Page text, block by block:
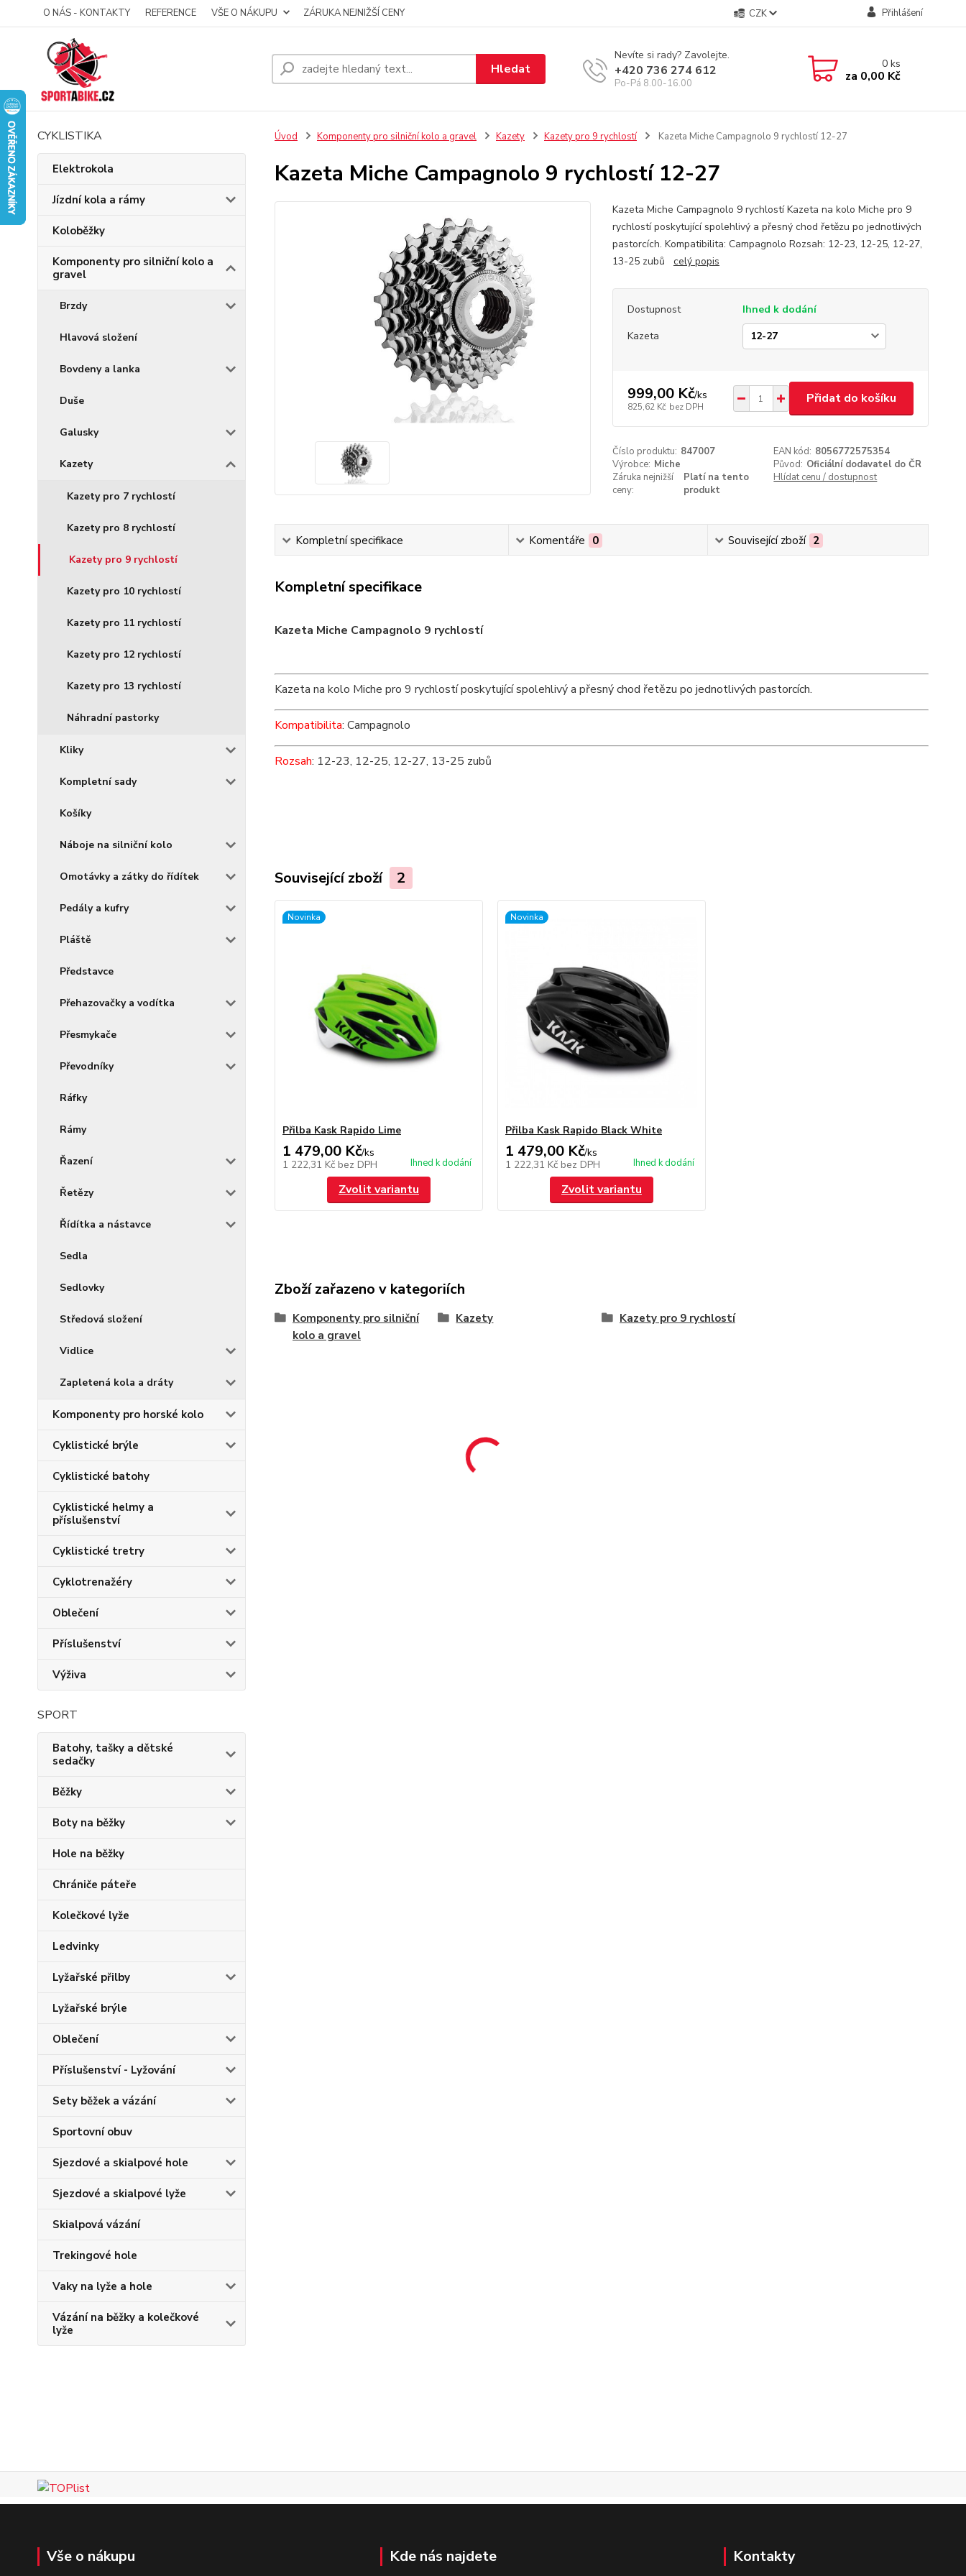
O NÁS - KONTAKTY REFERENCE VŠE O NÁKUPU ZÁRUKA NEJNIŽŠÍ CENY CZK Přihlášení
Hledat
Nevíte si rady? Zavolejte.
+420 736 274 612
Po-Pá 8.00-16.00
0ks
za 0,00 Kč
CYKLISTIKA
Elektrokola
Jízdní kola a rámy
Koloběžky
Komponenty pro silniční kolo a
gravel
Brzdy
Hlavová složení
Bovdeny a lanka
Duše
Galusky
Kazety
Kazety pro 7 rychlostí
Kazety pro 8 rychlostí
Kazety pro 9 rychlostí
Kazety pro 10 rychlostí
Kazety pro 11 rychlostí
Kazety pro 12 rychlostí
Kazety pro 13 rychlostí
Náhradní pastorky
Kliky
Kompletní sady
Košíky
Náboje na silniční kolo
Omotávky a zátky do řídítek
Pedály a kufry
Pláště
Představce
Přehazovačky a vodítka
Přesmykače
Převodníky
Ráfky
Rámy
Řazení
Řetězy
Řídítka a nástavce
Sedla
Sedlovky
Středová složení
Vidlice
Zapletená kola a dráty
Komponenty pro horské kolo
Cyklistické brýle
Cyklistické batohy
Cyklistické helmy a
příslušenství
Cyklistické tretry
Cyklotrenažéry
Oblečení
Příslušenství
Výživa
SPORT
Batohy, tašky a dětské
sedačky
Běžky
Boty na běžky
Hole na běžky
Chrániče páteře
Kolečkové lyže
Ledvinky
Lyžařské přilby
Lyžařské brýle
Oblečení
Příslušenství - Lyžování
Sety běžek a vázání
Sportovní obuv
Sjezdové a skialpové hole
Sjezdové a skialpové lyže
Skialpová vázání
Trekingové hole
Vaky na lyže a hole
Vázání na běžky a kolečkové
lyže
Úvod Komponenty pro silniční kolo a gravel Kazety Kazety pro 9 rychlostí Kazeta Miche Campagnolo 9 rychlostí 12-27
Kazeta Miche Campagnolo 9 rychlostí 12-27
Kazeta Miche Campagnolo 9 rychlostí Kazeta na kolo Miche pro 9
rychlostí poskytující spolehlivý a přesný chod řetězu po jednotlivých
pastorcích. Kompatibilita: Campagnolo Rozsah: 12-23, 12-25, 12-27,
13-25 zubů celý popis
Dostupnost
Ihned k dodání
Kazeta
999,00 Kč/ks
825,62 Kč bez DPH
Přidat do košíku
Číslo produktu: 847007 EAN kód: 8056772575354
Výrobce: Miche Původ: Oficiální dodavatel do ČR
Záruka nejnižší
ceny:
Platí na tento
produkt
Hlídat cenu / dostupnost
Kompletní specifikace Komentáře 0 Související zboží 2
Kompletní specifikace
Kazeta Miche Campagnolo 9 rychlostí
Kazeta na kolo Miche pro 9 rychlostí poskytující spolehlivý a přesný chod řetězu po jednotlivých pastorcích.
Kompatibilita: Campagnolo
Rozsah: 12-23, 12-25, 12-27, 13-25 zubů
Související zboží 2
Novinka
Přilba Kask Rapido Lime
1 479,00 Kč/ks
1 222,31 Kč bez DPH Ihned k dodání
Zvolit variantu
Novinka
Přilba Kask Rapido Black White
1 479,00 Kč/ks
1 222,31 Kč bez DPH Ihned k dodání
Zvolit variantu
Zboží zařazeno v kategoriích
Komponenty pro silniční
kolo a gravel
Kazety Kazety pro 9 rychlostí
Vše o nákupu Kde nás najdete Kontakty